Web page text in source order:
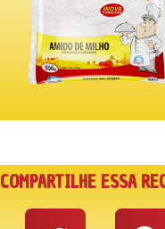
COMPARTILHE ESSA